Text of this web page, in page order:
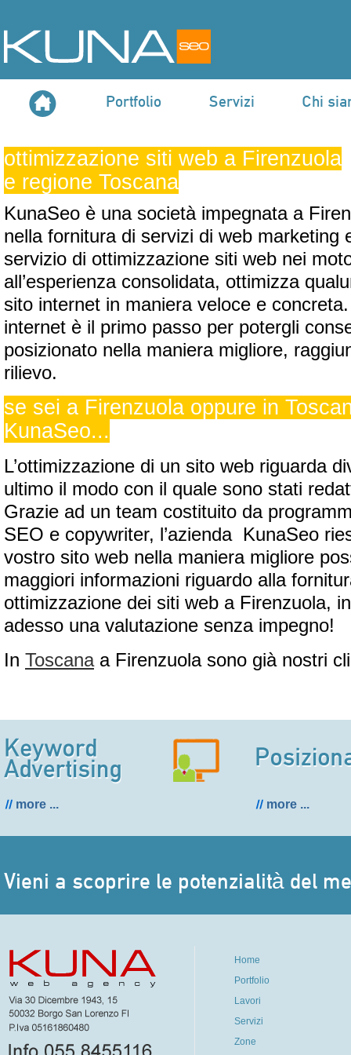
Portfolio Servizi Chi
ottimizzazione siti web a Firenzuola
e regione Toscana
KunaSeo è una società impegnata a
nella fornitura di servizi di web marketing
servizio di ottimizzazione siti web nei
all’esperienza consolidata, ottimizza
sito internet in maniera veloce e
internet è il primo passo per potergli
posizionato nella maniera migliore,
rilievo.
se sei a Firenzuola oppure in
KunaSeo...
L’ottimizzazione di un sito web riguarda
ultimo il modo con il quale sono stati
Grazie ad un team costituito da
SEO e copywriter, l’azienda KunaSeo
vostro sito web nella maniera migliore
maggiori informazioni riguardo alla
ottimizzazione dei siti web a Firenzuola,
adesso una valutazione senza impegno!
In Toscanaa Firenzuola sono già nostri
more ... more ...
Vieni a scoprire le potenzialità del
Home
Portfolio
Lavori
Servizi
Zone